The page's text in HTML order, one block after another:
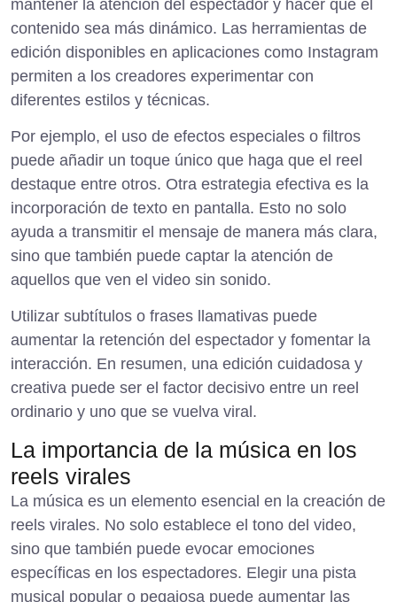
mantener la atención del espectador y hacer que el
contenido sea más dinámico. Las herramientas de
edición disponibles en aplicaciones como Instagram
permiten a los creadores experimentar con
diferentes estilos y técnicas.
Por ejemplo, el uso de efectos especiales o filtros
puede añadir un toque único que haga que el reel
destaque entre otros. Otra estrategia efectiva es la
incorporación de texto en pantalla. Esto no solo
ayuda a transmitir el mensaje de manera más clara,
sino que también puede captar la atención de
aquellos que ven el video sin sonido.
Utilizar subtítulos o frases llamativas puede
aumentar la retención del espectador y fomentar la
interacción. En resumen, una edición cuidadosa y
creativa puede ser el factor decisivo entre un reel
ordinario y uno que se vuelva viral.
La importancia de la música en los
reels virales
La música es un elemento esencial en la creación de
reels virales. No solo establece el tono del video,
sino que también puede evocar emociones
específicas en los espectadores. Elegir una pista
musical popular o pegajosa puede aumentar las